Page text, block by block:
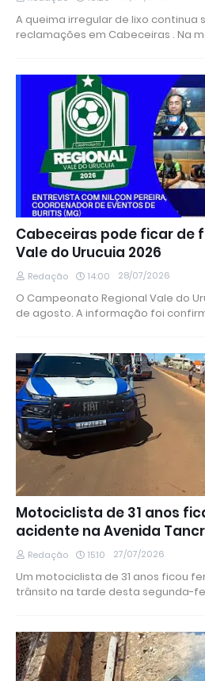
A queima irregular de lixo continua
reclamações em Cabeceiras . Na
Cabeceiras pode ficar de
Vale do Urucuia 2026
Redação 14:00 28/07/2026
O Campeonato Regional Vale do
de agosto. A informação foi
Motociclista de 31 anos
acidente na Avenida
Redação 15:10 27/07/2026
Um motociclista de 31 anos ficou
trânsito na tarde desta segunda-